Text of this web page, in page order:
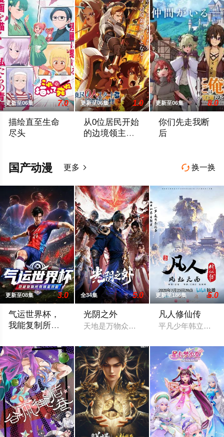
第二季
更新至06集 7.0
描绘直至生命
尽头
更新至06集 1.0
从0位居民开始
的边境领主大
更新至06集 8.0
你们先走我断
后
 换一换
国产动漫 更多 
更新至08集 3.0
气运世界杯，
我能复制所有
全34集 5.0
光阴之外
天地是万物众生的客舍，光阴是古往今来
更新至186集 5.0
凡人修仙传
平凡少年韩立出生